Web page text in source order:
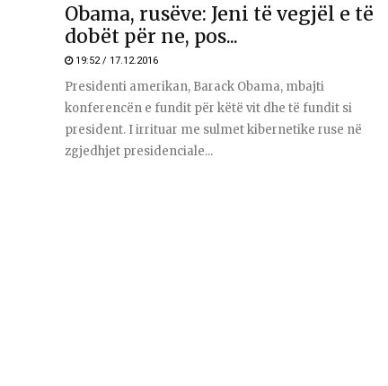
Obama, rusëve: Jeni të vegjël e të
dobët për ne, pos...
19:52 / 17.12.2016
Presidenti amerikan, Barack Obama, mbajti
konferencën e fundit për këtë vit dhe të fundit si
president. I irrituar me sulmet kibernetike ruse në
zgjedhjet presidenciale...